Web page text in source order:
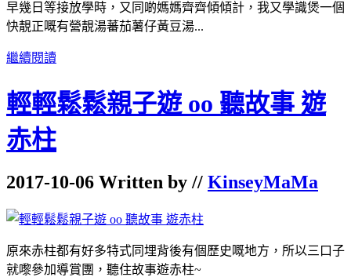
早幾日等接放學時，又同啲媽媽齊齊傾傾計，我又學識煲一個
快靚正嘅有營靚湯蕃茄薯仔黃豆湯...
繼續閱讀
輕輕鬆鬆親子遊 oo 聽故事 遊
赤柱
2017-10-06 Written by // KinseyMaMa
原來赤柱都有好多特式同埋背後有個歷史嘅地方，所以三口子
就嚟參加導賞團，聽住故事遊赤柱~